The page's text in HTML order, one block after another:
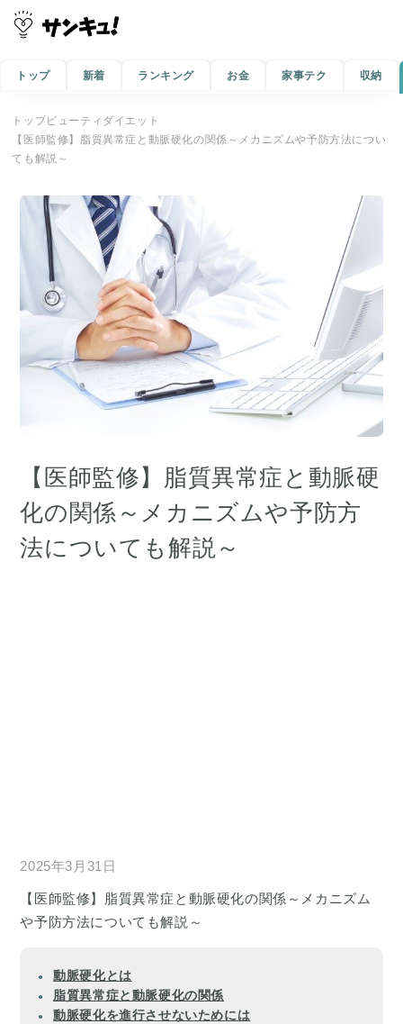
トップ 新着 ランキング お金 家事テク 収納
トップビューティ ダイエット
【医師監修】脂質異常症と動脈硬化の関係～メカニズムや予防方法につい
ても解説～
【医師監修】脂質異常症と動脈硬
化の関係～メカニズムや予防方
法についても解説～
2025年3月31日
【医師監修】脂質異常症と動脈硬化の関係～メカニズム
や予防方法についても解説～
動脈硬化とは
脂質異常症と動脈硬化の関係
動脈硬化を進行させないためには